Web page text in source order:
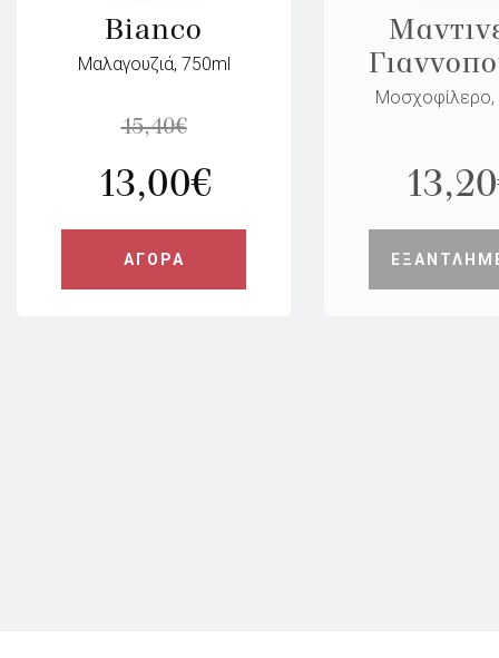
Bianco
Μαλαγουζιά, 750ml
15,40€
13,00€
ΑΓΟΡΑ
Μοσχοφίλερο,
13,20